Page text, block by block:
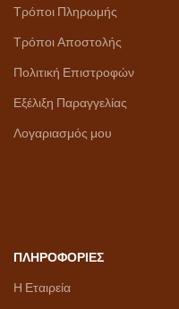
Τρόποι Πληρωμής
Τρόποι Αποστολής
Πολιτική Επιστροφών
Εξέλιξη Παραγγελίας
Λογαριασμός μου
ΠΛΗΡΟΦΟΡΙΕΣ
Η Εταιρεία